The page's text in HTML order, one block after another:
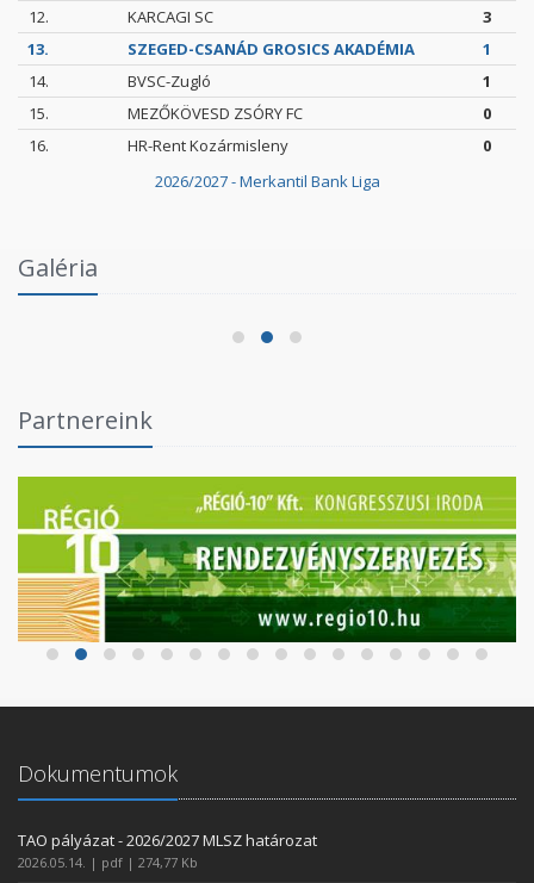
2026/2027 - Merkantil Bank Liga
12.
KARCAGI SC
3
13.
SZEGED-CSANÁD GROSICS AKADÉMIA
1
14.
BVSC-Zugló
1
15.
MEZŐKÖVESD ZSÓRY FC
0
16.
HR-Rent Kozármisleny 0
Galéria
Fórumban
2026.06.03.
Partnereink
Dokumentumok
TAO pályázat - 2026/2027 MLSZ határozat
2026.05.14. | pdf | 274,77 Kb